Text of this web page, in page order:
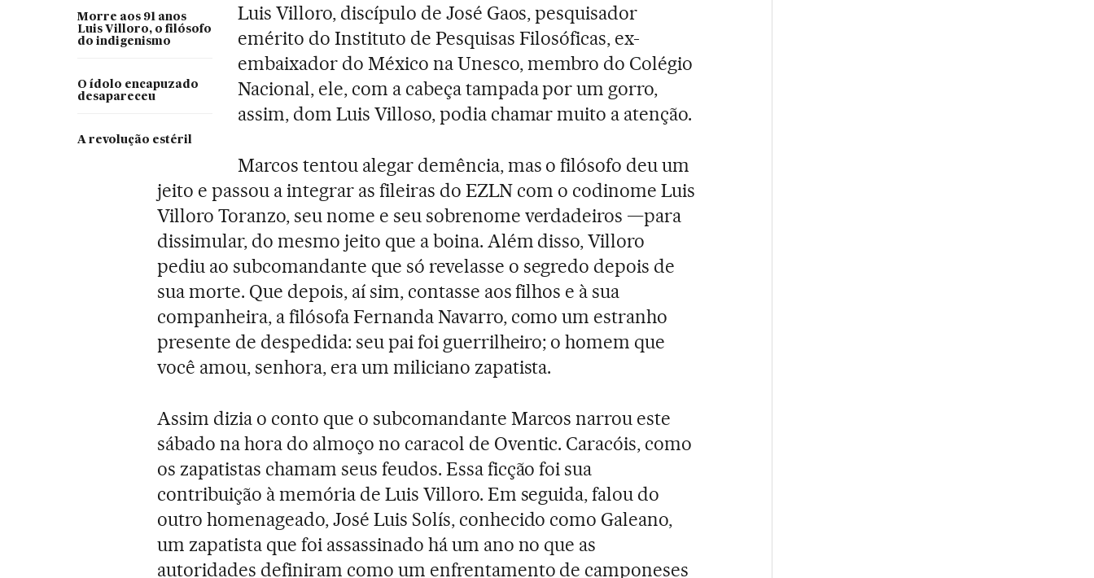
Morre aos 91 anos
Luis Villoro, o filósofo
do indigenismo
O ídolo encapuzado
desapareceu
A revolução estéril
Luis Villoro, discípulo de José Gaos, pesquisador
emérito do Instituto de Pesquisas Filosóficas, ex-
embaixador do México na Unesco, membro do Colégio
Nacional, ele, com a cabeça tampada por um gorro,
assim, dom Luis Villoso, podia chamar muito a atenção.
Marcos tentou alegar demência, mas o filósofo deu um
jeito e passou a integrar as fileiras do EZLN com o codinome Luis
Villoro Toranzo, seu nome e seu sobrenome verdadeiros —para
dissimular, do mesmo jeito que a boina. Além disso, Villoro
pediu ao subcomandante que só revelasse o segredo depois de
sua morte. Que depois, aí sim, contasse aos filhos e à sua
companheira, a filósofa Fernanda Navarro, como um estranho
presente de despedida: seu pai foi guerrilheiro; o homem que
você amou, senhora, era um miliciano zapatista.
Assim dizia o conto que o subcomandante Marcos narrou este
sábado na hora do almoço no caracol de Oventic. Caracóis, como
os zapatistas chamam seus feudos. Essa ficção foi sua
contribuição à memória de Luis Villoro. Em seguida, falou do
outro homenageado, José Luis Solís, conhecido como Galeano,
um zapatista que foi assassinado há um ano no que as
autoridades definiram como um enfrentamento de camponeses